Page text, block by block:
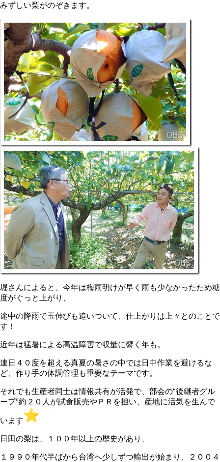
みずしい梨がのぞきます。
堀さんによると、今年は梅雨明けが早く雨も少なかったため糖
度がぐっと上がり、
途中の降雨で玉伸びも追いついて、仕上がりは上々とのことで
す！
近年は猛暑による高温障害で収量に響く年も。
連日４０度を超える真夏の暑さの中では日中作業を避けるな
ど、作り手の体調管理も重要なテーマです。
それでも生産者同士は情報共有が活発で、部会の“後継者グル
ープ”約２０人が試食販売やＰＲを担い、産地に活気を生んで
います
日田の梨は、１００年以上の歴史があり、
１９９０年代半ばから台湾へ少しずつ輸出が始まり、２００４